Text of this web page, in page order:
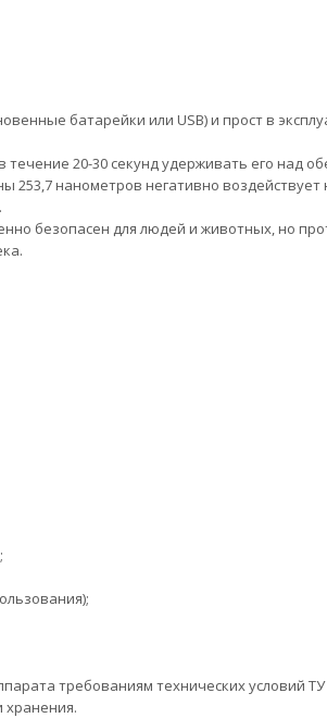
батарейки или USB) и прост в
20-30 секунд удерживать его над
253,7 нанометров негативно
безопасен для людей и животных, но
трeбованиям технических условий ТУ
хрaнения.